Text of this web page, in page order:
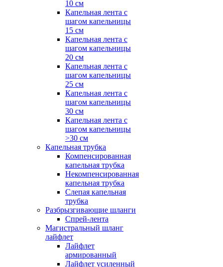
10 см
Капельная лента с
шагом капельницы
15 см
Капельная лента с
шагом капельницы
20 см
Капельная лента с
шагом капельницы
25 см
Капельная лента с
шагом капельницы
30 см
Капельная лента с
шагом капельницы
>30 см
Капельная трубка
Компенсированная
капельная трубка
Некомпенсированная
капельная трубка
Слепая капельная
трубка
Разбрызгивающие шланги
Спрей-лента
Магистральный шланг
лайфлет
Лайфлет
армированный
Лайфлет усиленный